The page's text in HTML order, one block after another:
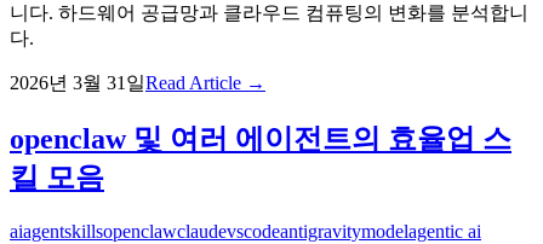
니다. 하드웨어 공급망과 클라우드 컴퓨팅의 변화를 분석합니
다.
2026년 3월 31일Read Article →
openclaw 및 여러 에이전트의 효율업 스
킬 모음
aiagentskillsopenclawclaudevscodeantigravitymodelagentic ai